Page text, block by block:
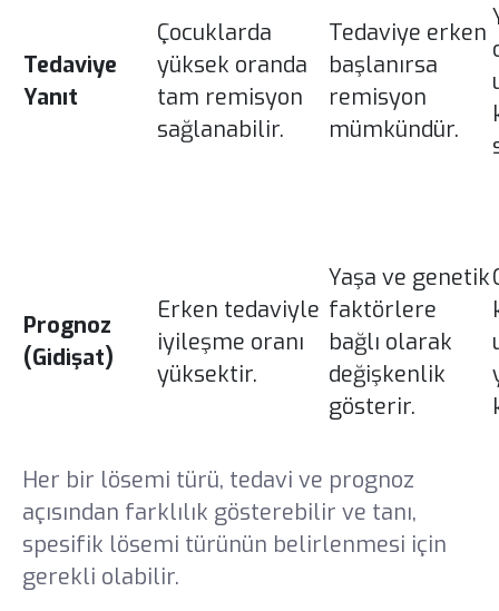
Tedaviye
Yanıt
Çocuklarda
yüksek oranda
tam remisyon
sağlanabilir.
Tedaviye erken
başlanırsa
remisyon
mümkündür.
Prognoz
(Gidişat)
Erken tedaviyle
iyileşme oranı
yüksektir.
Yaşa ve genetik
faktörlere
bağlı olarak
değişkenlik
gösterir.
Her bir lösemi türü, tedavi ve prognoz
açısından farklılık gösterebilir ve tanı,
spesifik lösemi türünün belirlenmesi için
gerekli olabilir.